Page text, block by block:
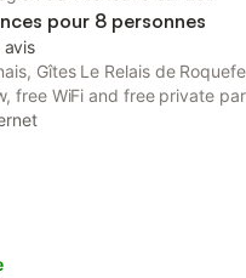
pour 8 personnes
avis
Gîtes Le Relais de
free WiFi and free private
this property also